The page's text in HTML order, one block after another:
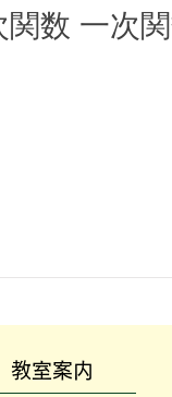
関数 一次
教室案内